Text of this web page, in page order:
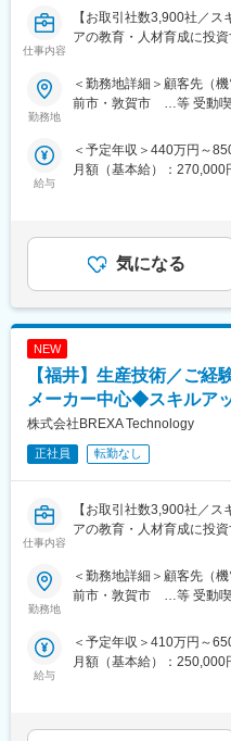
エンジニアとしての可能
・Zoomにて技術研修を
広いトピックスを用意
・専門教育機関で技術取得
＜お取引社数3,900社＞
同業他社と比較をしても
同業他社では希望する仕
いという事も転職理由の1
当社では専任のキャリア
ザーが社内に働きかける
す。
す。
＜FA制度＞
エンジニアの方を対象に
度です。
転職をする必要なく、社
エンジニアとしての可能性
変更の範囲：本文参照
仕事内容
【お取引社数3,900社／
アの教育・人材育成に投資
ご経験に合わせて、大手
トに参画いただきます。
■業務詳細：
ます。
【案件例】
・半導体製造装置の電気
・業務用無線機器の電気
・印刷機器の電子回路設計
・家電製品のエネルギー
【変更の範囲：会社の定
■スキルアップ支援体制：
・24時間365日好きな時間
・Zoomにて技術研修を月
・スキルUPが給与UPに
位に応じて給与UP
■当社だからこそ実現でき
＜お取引社数3,900社＞
当社独占のプロジェクト
仕事があります。
勤務地
＜勤務地詳細＞顧客先（
前市・敦賀市 …等 受動喫
給与
＜予定年収＞440万円～
月額（基本給）：
提示の実績もあります。
考を通じて上下する可能
めた表記です。
気になる
NEW
【福井】生産技術／ご
メーカー中心◆スキルア
株式会社BREXA Technology
正社員 転勤なし
仕事内容
【お取引社数3,900社／
アの教育・人材育成に投
大手メーカーを中心とし
き、ご経験・スキルを活
【変更の範囲：会社の定
勤務地
＜勤務地詳細＞顧客先（
前市・敦賀市 …等 受動喫
給与
＜予定年収＞410万円～
月額（基本給）：